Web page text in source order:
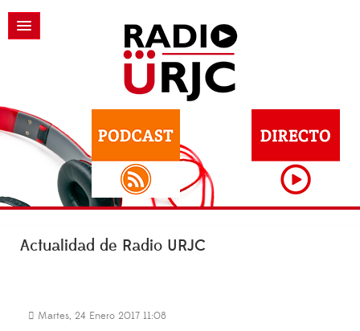
Actualidad de Radio URJC
Martes, 24 Enero 2017 11:08